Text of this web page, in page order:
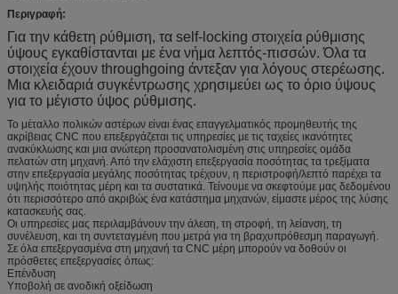
Περιγραφή:
Για την κάθετη ρύθμιση, τα self-locking στοιχεία ρύθμισης
ύψους εγκαθίστανται με ένα νήμα λεπτός-πισσών. Όλα τα
στοιχεία έχουν throughgoing άντεξαν για λόγους στερέωσης.
Μια κλειδαριά συγκέντρωσης χρησιμεύει ως το όριο ύψους
για το μέγιστο ύψος ρύθμισης.
Το μέταλλο πολικών αστέρων είναι ένας επαγγελματικός προμηθευτής της
ακρίβειας CNC που επεξεργάζεται τις υπηρεσίες με τις ταχείες ικανότητες
ανακύκλωσης και μια ανώτερη προσανατολισμένη στις υπηρεσίες ομάδα
πελατών στη μηχανή. Από την ελάχιστη επεξεργασία ποσότητας τα τρεξίματα
στην επεξεργασία μεγάλης ποσότητας τρέχουν, η περιστροφή/λεπτό παρέχει τα
υψηλής ποιότητας μέρη και τα συστατικά. Τείνουμε να σκεφτούμε μας δεδομένου
ότι περισσότερο από ακριβώς ένα κατάστημα μηχανών, είμαστε μέρος της λύσης
κατασκευής σας.
Οι υπηρεσίες μας περιλαμβάνουν την άλεση, τη στροφή, τη λείανση, τη
συνέλευση, και τη συντεταγμένη που μετρά για τη βραχυπρόθεσμη παραγωγή.
Σε όλα επεξεργασμένα στη μηχανή τα CNC μέρη μπορούν να δοθούν οι
πρόσθετες επεξεργασίες όπως:
Επένδυση
Υποβολή σε ανοδική οξείδωση